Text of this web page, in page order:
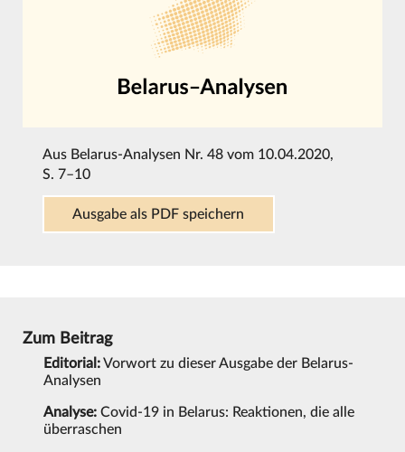
Aus Belarus-Analysen Nr. 48 vom 10.04.2020,
S. 7–10
Ausgabe als PDF speichern
Zum Beitrag
Editorial:Vorwort zu dieser Ausgabe der Belarus-
Analysen
Analyse: Covid-19 in Belarus: Reaktionen, die alle
überraschen